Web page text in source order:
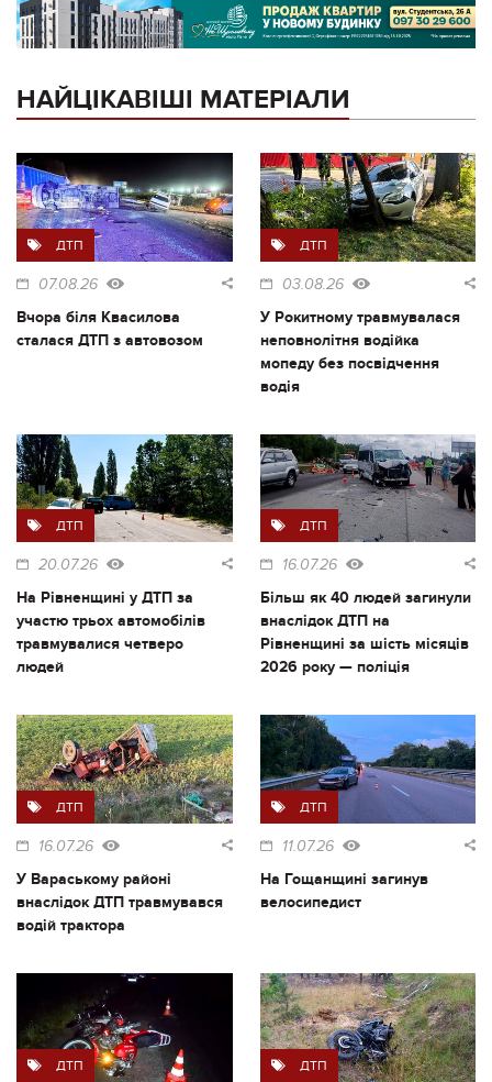
НАЙЦІКАВІШІ МАТЕРІАЛИ
ДТП
07.08.26
Вчора біля Квасилова
сталася ДТП з автовозом
ДТП
03.08.26
У Рокитному травмувалася
неповнолітня водійка
мопеду без посвідчення
водія
ДТП
20.07.26
На Рівненщині у ДТП за
участю трьох автомобілів
травмувалися четверо
людей
ДТП
16.07.26
Більш як 40 людей загинули
внаслідок ДТП на
Рівненщині за шість місяців
2026 року — поліція
ДТП
16.07.26
У Вараському районі
внаслідок ДТП травмувався
водій трактора
ДТП
11.07.26
На Гощанщині загинув
велосипедист
ДТП ДТП